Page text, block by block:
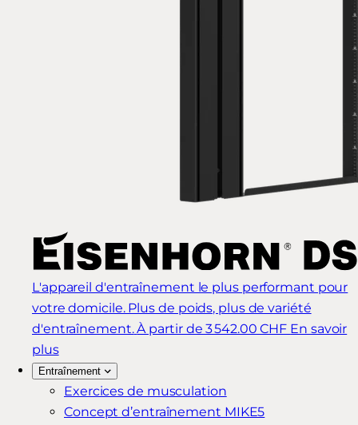
L'appareil d'entraînement le plus performant pour
votre domicile. Plus de poids, plus de variété
d'entraînement. À partir de 3 542.00 CHF En savoir
plus
Entraînement
Exercices de musculation
Concept d’entraînement MIKE5